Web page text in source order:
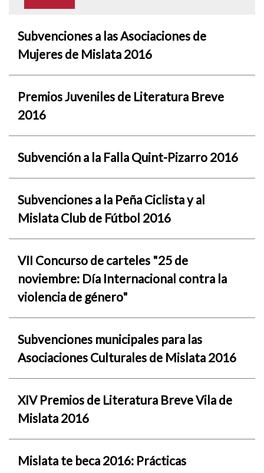
Subvenciones a las Asociaciones de
Mujeres de Mislata 2016
Premios Juveniles de Literatura Breve
2016
Subvención a la Falla Quint-Pizarro 2016
Subvenciones a la Peña Ciclista y al
Mislata Club de Fútbol 2016
VII Concurso de carteles "25 de
noviembre: Día Internacional contra la
violencia de género"
Subvenciones municipales para las
Asociaciones Culturales de Mislata 2016
XIV Premios de Literatura Breve Vila de
Mislata 2016
Mislata te beca 2016: Prácticas